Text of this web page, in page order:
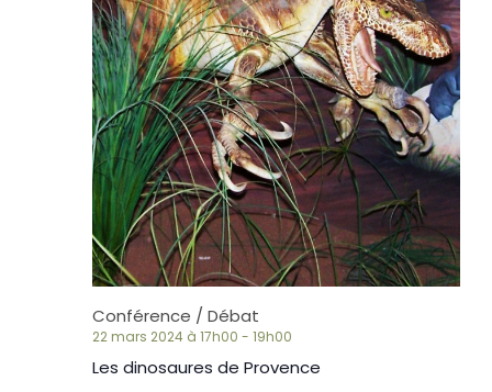
Conférence / Débat
Les dinosaures de Provence
22 mars 2024 à 17h00 - 19h00